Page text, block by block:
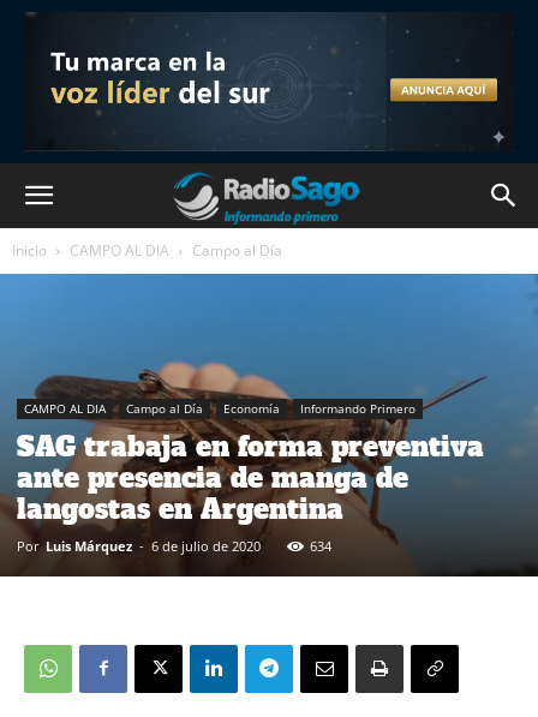
Inicio CAMPO AL DIA Campo al Día
CAMPO AL DIA Campo al Día Economía Informando Primero
SAG trabaja en forma preventiva
ante presencia de manga de
langostas en Argentina
Por Luis Márquez - 6 de julio de 2020 634